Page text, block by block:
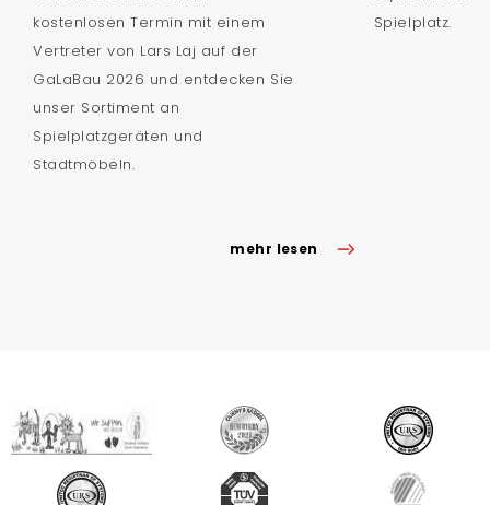
kostenlosen Termin mit einem
Vertreter von Lars Laj auf der
GaLaBau 2026 und entdecken Sie
unser Sortiment an
Spielplatzgeräten und
Stadtmöbeln.
mehr lesen
Spielplatz.